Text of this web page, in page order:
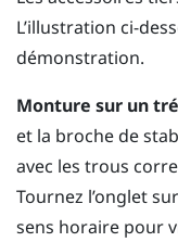
L’illustration ci-
démonstration.
Monture sur un
et la broche de
avec les trous
Tournez l’onglet
sens horaire pour